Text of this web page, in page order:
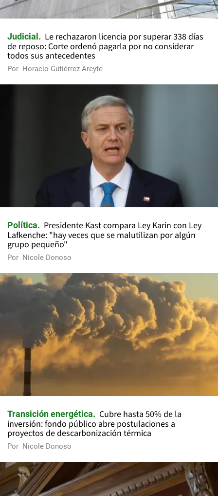
Judicial
Le rechazaron licencia por superar 338 días
de reposo: Corte ordenó pagarla por no considerar
todos sus antecedentes
Por Horacio Gutiérrez Areyte
Política
Presidente Kast compara Ley Karin con Ley
Lafkenche: "hay veces que se malutilizan por algún
grupo pequeño"
Por Nicole Donoso
Transición energética
Cubre hasta 50% de la
inversión: fondo público abre postulaciones a
proyectos de descarbonización térmica
Por Nicole Donoso